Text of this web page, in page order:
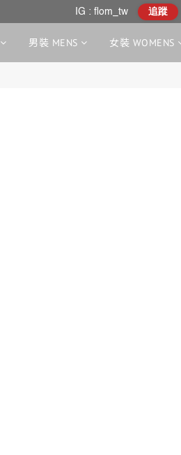
男裝 MENS 女裝 WOMENS
IG : flom_tw 追蹤